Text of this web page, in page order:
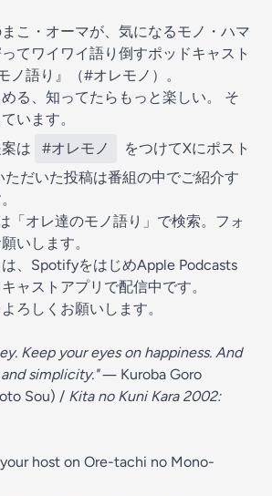
こ・オーマが、気になるモノ・ハマ
てワイワイ語り倒すポッドキャスト
ノ語り』（#オレモノ）。
る、知ってたらもっと楽しい。 そ
います。
は
#オレモノ
をつけてXにポスト
ただいた投稿は番組の中でご紹介す
「オレ達のモノ語り」で検索。フォ
いします。
、SpotifyをはじめApple Podcasts
ャストアプリで配信中です。
ろしくお願いします。
Keep your eyes on happiness. And
simplicity."― Kuroba Goro
Sou) / Kita no Kuni Kara 2002:
host on Ore-tachi no Mono-